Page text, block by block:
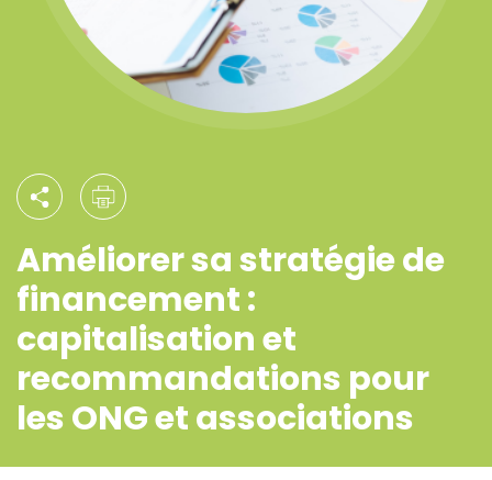
Améliorer sa stratégie de
financement :
capitalisation et
recommandations pour
les ONG et associations